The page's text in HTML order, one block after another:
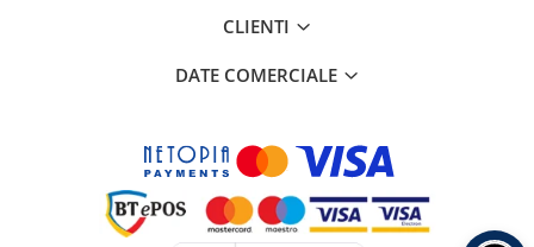
CLIENTI
DATE COMERCIALE